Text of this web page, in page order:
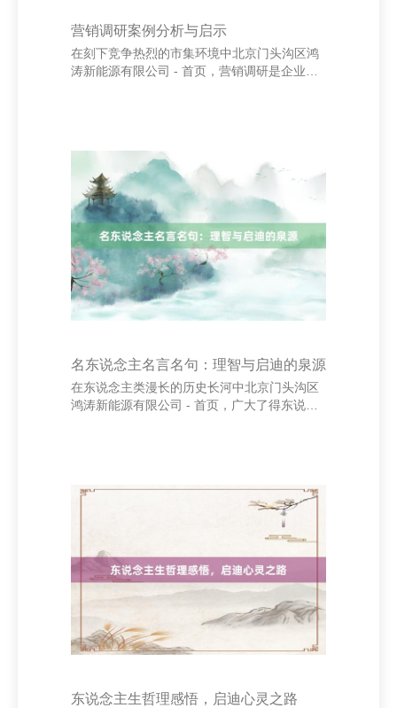
营销调研案例分析与启示
在刻下竞争热烈的市集环境中北京门头沟区鸿
涛新能源有限公司 - 首页，营销调研是企业制
了解枉然者偏好与市集空缺。效力线路，年青
群体更关心健康与口感的均衡。基于此，企业
转机产物配方，推出低糖、自然因素的新品，
赶快得回市集认同，销量大幅提高。 这一案例
标明，科学的营销调研巧合匡助企业精确定位
计算用户，幸免盲目有商酌。同期，它也辅导
咱们，调研
名东说念主名言名句：理智与启迪的泉源
在东说念主类漫长的历史长河中北京门头沟区
鸿涛新能源有限公司 - 首页，广大了得东说念
时常凝合了东说念主生诠释与长远瞻念察。举
例，爱因斯坦曾说：“联想力比学问更纰
谬。”这句话领导咱们，在追肄业识的同期，更
应详实创造力的培养。又如孔子所言：“学而不
想则罔，想而不学则殆。”这强调了学习与想考
相得益彰的纰谬性。 海口市美麦汇百货店（个
东说念主生哲理感悟，启迪心灵之路